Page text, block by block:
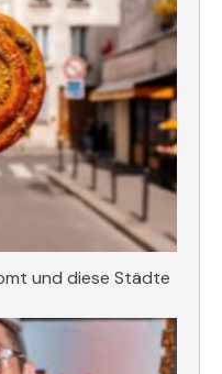
und diese Städte